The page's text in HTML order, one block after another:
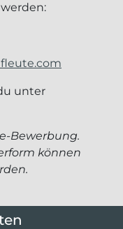
unter
Bewerbung.
können